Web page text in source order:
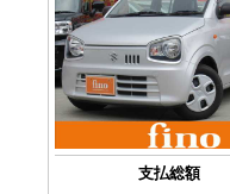
支払総額